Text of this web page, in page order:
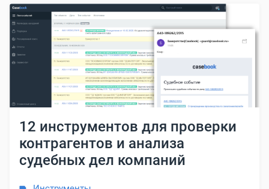
12 инструментов для проверки
контрагентов и анализа
судебных дел компаний